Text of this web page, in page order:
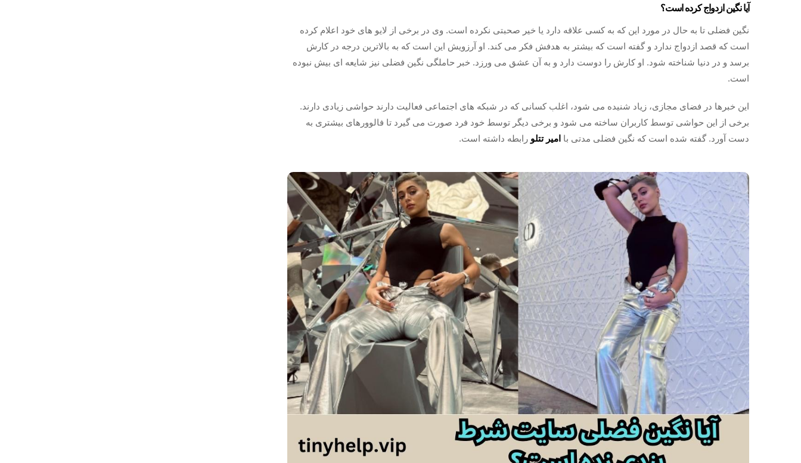
آیا نگین ازدواج کرده است؟
نگین فضلی تا به حال در مورد این که به کسی علاقه دارد یا خیر صحبتی نکرده است. وی در برخی از لایو های خود اعلام کرده
است که قصد ازدواج ندارد و گفته است که بیشتر به هدفش فکر می کند. او آرزویش این است که به بالاترین درجه در کارش
برسد و در دنیا شناخته شود. او کارش را دوست دارد و به آن عشق می ورزد. خبر حاملگی نگین فضلی نیز شایعه ای بیش نبوده
است.
این خبرها در فضای مجازی، زیاد شنیده می شود، اغلب کسانی که در شبکه های اجتماعی فعالیت دارند حواشی زیادی دارند.
برخی از این حواشی توسط کاربران ساخته می شود و برخی دیگر توسط خود فرد صورت می گیرد تا فالوورهای بیشتری به
دست آورد. گفته شده است که نگین فضلی مدتی با امیر تتلو رابطه داشته است.